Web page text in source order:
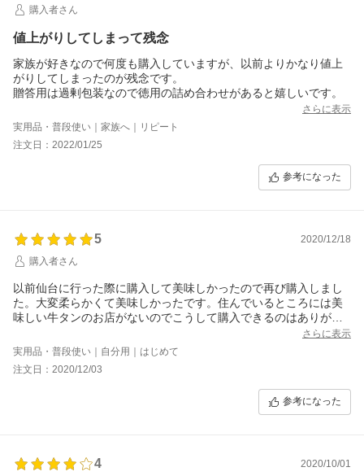
購入者さん
値上がりしてしまって残念
家族が好きなので何度も購入していますが、以前よりかなり値上
がりしてしまったのが残念です。
贈答用は過剰包装なので徳用の詰め合わせがあると嬉しいです。
さらに表示
実用品・普段使い｜家族へ｜リピート
注文日：2022/01/25
参考になった
5
2020/12/18
購入者さん
以前仙台に行った際に購入して美味しかったので再び購入しまし
た。大変柔らかくて美味しかったです。住んでいるところには美
味しい牛タンのお店がないのでこうして購入できるのはありがた
さらに表示
実用品・普段使い｜自分用｜はじめて
注文日：2020/12/03
参考になった
4
2020/10/01